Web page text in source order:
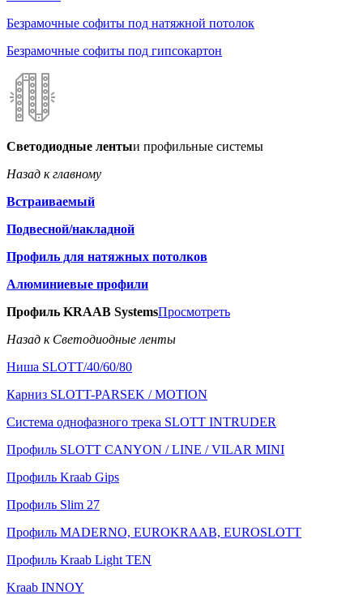
Безрамочные софиты под натяжной потолок
Безрамочные софиты под гипсокартон
Светодиодные лентыи профильные системы
Назад к главному
Встраиваемый
Подвесной/накладной
Профиль для натяжных потолков
Алюминиевые профили
Профиль KRAAB SystemsПросмотреть
Назад к Светодиодные ленты
Ниша SLOTT/40/60/80
Карниз SLOTT-PARSEK / MOTION
Система однофазного трека SLOTT INTRUDER
Профиль SLOTT CANYON / LINE / VILAR MINI
Профиль Kraab Gips
Профиль Slim 27
Профиль MADERNO, EUROKRAAB, EUROSLOTT
Профиль Kraab Light TEN
Kraab INNOY